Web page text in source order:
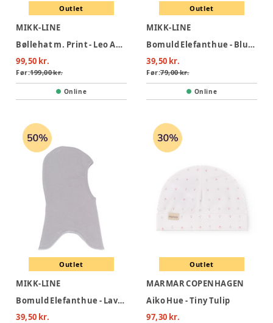
Outlet
MIKK-LINE
Bøllehat m. Print - Leo AOP
99,50 kr.
Før:199,00 kr.
Online
Outlet
MIKK-LINE
Bomuld Elefanthue - Blue Nights
39,50 kr.
Før:79,00 kr.
Online
Outlet
MIKK-LINE
Bomuld Elefanthue - Lavender Gray
39,50 kr.
Outlet
MARMAR COPENHAGEN
Aiko Hue - Tiny Tulip
97,30 kr.